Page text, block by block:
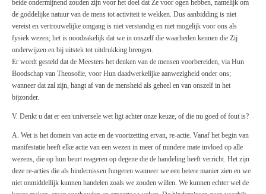
beide ondermijnend zouden zijn voor het doel dat Ze voor ogen hebben, namelijk om
de goddelijke natuur van de mens tot activiteit te wekken. Dus aanbidding is niet
vereist en vertrouwelijke omgang is niet verstandig en niet mogelijk voor ons als
fysiek wezen; het is noodzakelijk dat we in onszelf die waarheden kennen die Zij
onderwijzen en bij uitstek tot uitdrukking brengen.
Er wordt gesteld dat de Meesters het denken van de mensen voorbereiden, via Hun
Boodschap van Theosofie, voor Hun daadwerkelijke aanwezigheid onder ons;
wanneer dat zal zijn, hangt af van de mensheid als geheel en van onszelf in het
bijzonder.
V. Denkt u dat er een universele wet ligt achter onze keuze, of die nu goed of fout is?
A. Wet is het domein van actie en de voortzetting ervan, re-actie. Vanaf het begin van
manifestatie heeft elke actie van een wezen in meer of mindere mate invloed op alle
wezens, die op hun beurt reageren op degene die de handeling heeft verricht. Het zijn
deze re-acties die als hindernissen fungeren wanneer we een betere manier zien en we
niet onmiddellijk kunnen handelen zoals we zouden willen. We kunnen echter wel de